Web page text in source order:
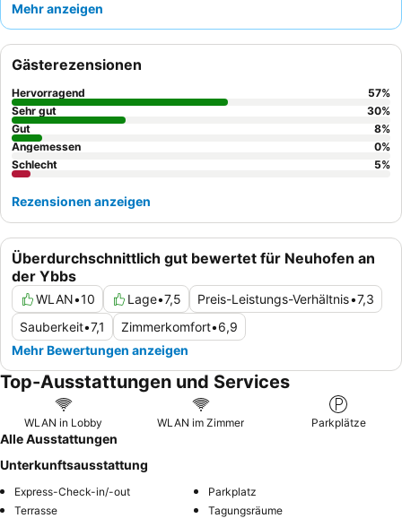
Individualreisende
Durchreise
suchen. Das Fehlen von Personal vor Ort ist zwar ein
definierendes Merkmal, aber die Gäste schätzen die
Unkompliziertheit des Self-Service-Systems. Einige Gäste
bemängelten jedoch erhebliche
Zimmern oder von außen, die den Komfort beeinträchtigen
können. Um einen reibungslosen Ablauf zu gewährleisten,
empfiehlt es sich, sich im Voraus mit den digitalen Check-in-
oder Telefonkommunikationskanäle für jegliche Unterstützung
während Ihres Aufenthalts zu nutzen. Das Hotel richtet sich an
Gäste, die minimale Interaktion bevorzugen und Wert auf
Effizienz gegenüber traditionellen Hoteldienstleistungen legen.
Mehr anzeigen
Überdurchschnittlich gut bewertet für Neuhofen an
der Ybbs
WLAN•10 Lage•7,5 Preis-Leistungs-Verhältnis•7,3
Sauberkeit•7,1 Zimmerkomfort•6,9
Mehr Bewertungen anzeigen
Gästerezensionen
Hervorragend 57%
Sehr gut
30%
Gut
8%
Angemessen
0%
Schlecht
5%
Rezensionen anzeigen
Top-Ausstattungen und Services
WLAN in Lobby WLAN im Zimmer Parkplätze
Alle Ausstattungen
Unterkunftsausstattung
Express-Check-in/-out
Parkplatz
Terrasse
Tagungsräume